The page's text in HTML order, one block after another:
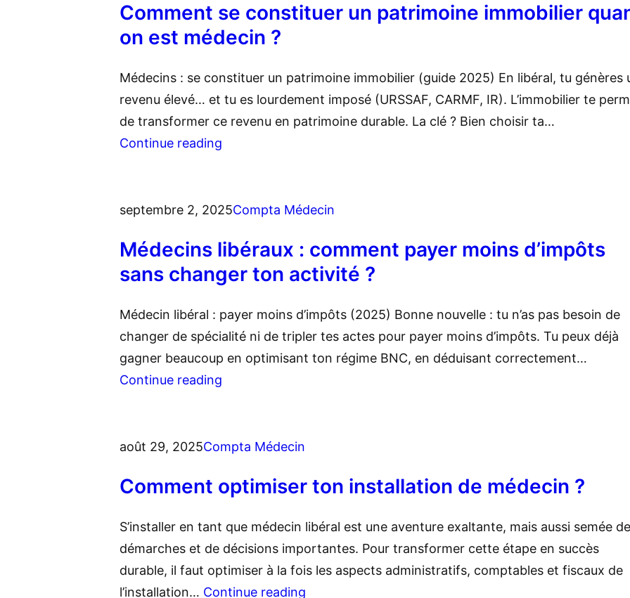
Comment se constituer un patrimoine immobilier
on est médecin ?
Médecins : se constituer un patrimoine immobilier (guide 2025) En libéral, tu génères
revenu élevé… et tu es lourdement imposé (URSSAF, CARMF, IR). L’immobilier te
de transformer ce revenu en patrimoine durable. La clé ? Bien choisir ta…
Continue reading
septembre 2, 2025Compta Médecin
Médecins libéraux : comment payer moins d’impôts
sans changer ton activité ?
Médecin libéral : payer moins d’impôts (2025) Bonne nouvelle : tu n’as pas besoin de
changer de spécialité ni de tripler tes actes pour payer moins d’impôts. Tu peux déjà
gagner beaucoup en optimisant ton régime BNC, en déduisant correctement…
Continue reading
août 29, 2025Compta Médecin
Comment optimiser ton installation de médecin ?
S’installer en tant que médecin libéral est une aventure exaltante, mais aussi semée de
démarches et de décisions importantes. Pour transformer cette étape en succès
durable, il faut optimiser à la fois les aspects administratifs, comptables et fiscaux de
l’installation… Continue reading